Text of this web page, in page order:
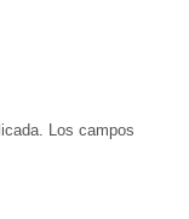
Los campos